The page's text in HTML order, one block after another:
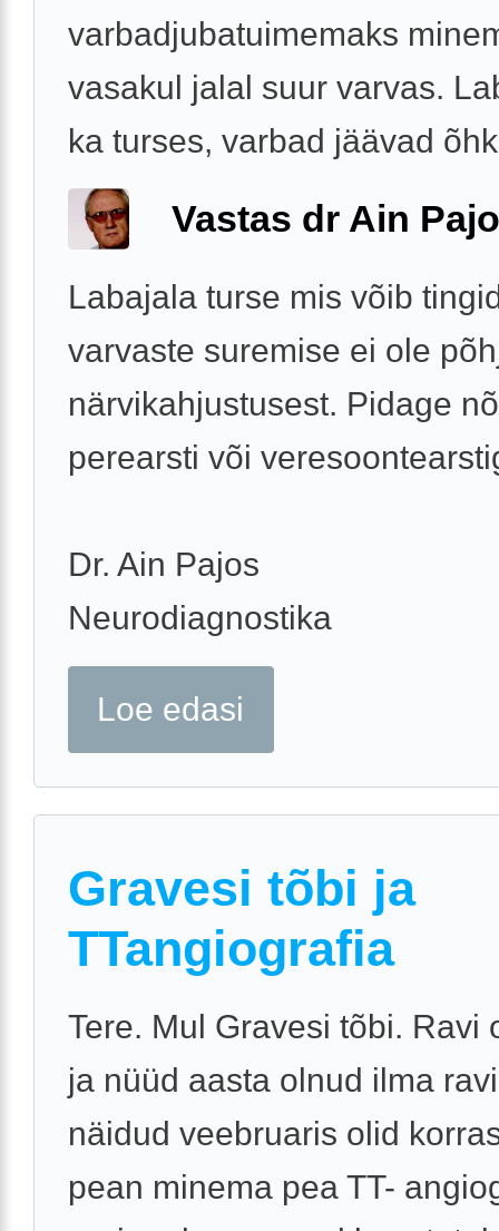
varbadjubatuimemaks
vasakul jalal suur varvas.
ka turses, varbad jäävad
Vastas dr Ain
Labajala turse mis võib
varvaste suremise ei ole
närvikahjustusest. Pidage
perearsti või
Dr. Ain Pajos
Neurodiagnostika
Loe edasi
Gravesi tõbi ja
TTangiografia
Tere. Mul Gravesi tõbi. Ravi
ja nüüd aasta olnud ilma
näidud veebruaris olid
pean minema pea TT-